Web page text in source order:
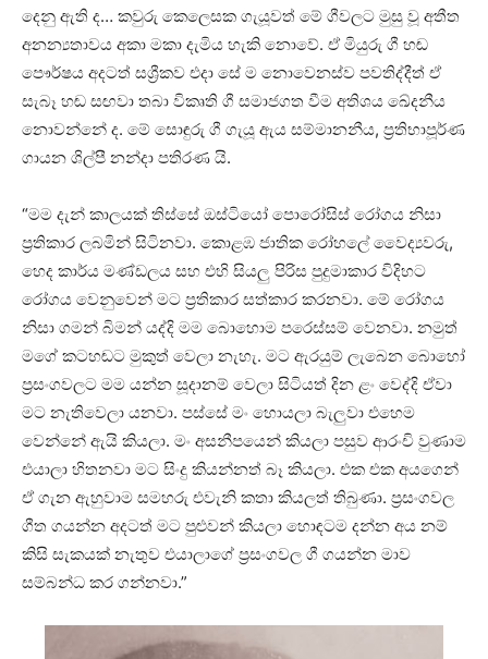
දෙනු ඇති ද… කවුරු කෙලෙසක ගැයූවත් මේ ගීවලට මුසු වූ අතීත
අනන්‍යතාවය අකා මකා දැමිය හැකි නොවේ. ඒ මියුරු ගී හඬ
පෞර්ෂය අදටත් සශ්‍රීකව එදා සේ ම නොවෙනස්ව පවතිද්දීත් ඒ
සැබෑ හඬ සඟවා තබා විකෘති ගී සමාජගත වීම අතිශය ඛේදනීය
නොවන්නේ ද. මේ සොඳුරු ගී ගැයූ ඇය සම්මානනීය, ප්‍රතිභාපූර්ණ
ගායන ශිල්පී නන්දා පතිරණ යි.
“මම දැන් කාලයක් තිස්සේ ඔස්ටියෝ පොරෝසිස් රෝගය නිසා
ප්‍රතිකාර ලබමින් සිටිනවා. කොළඹ ජාතික රෝහලේ වෛද්‍යවරු,
හෙද කාර්ය මණ්ඩලය සහ එහි සියලු පිරිස පුදුමාකාර විදිහට
රෝගය වෙනුවෙන් මට ප්‍රතිකාර සත්කාර කරනවා. මේ රෝගය
නිසා ගමන් බිමන් යද්දි මම බොහොම පරෙස්සම් වෙනවා. නමුත්
මගේ කටහඬට මුකුත් වෙලා නැහැ. මට ඇරයුම් ලැබෙන බොහෝ
ප්‍රසංගවලට මම යන්න සූදානම් වෙලා සිටියත් දින ළං වෙද්දි ඒවා
මට නැතිවෙලා යනවා. පස්සේ මං හොයලා බැලුවා එහෙම
වෙන්නේ ඇයි කියලා. මං අසනීපයෙන් කියලා පසුව ආරංචි වුණාම
එයාලා හිතනවා මට සිංදු කියන්නත් බෑ කියලා. එක එක අයගෙන්
ඒ ගැන ඇහුවාම සමහරු එවැනි කතා කියලත් තිබුණා. ප්‍රසංගවල
ගීත ගයන්න අදටත් මට පුළුවන් කියලා හොඳටම දන්න අය නම්
කිසි සැකයක් නැතුව එයාලාගේ ප්‍රසංගවල ගී ගයන්න මාව
සම්බන්ධ කර ගන්නවා.”